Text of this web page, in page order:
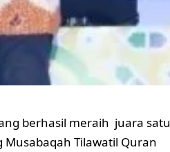
berhasil meraih juara satu
Tilawatil Quran